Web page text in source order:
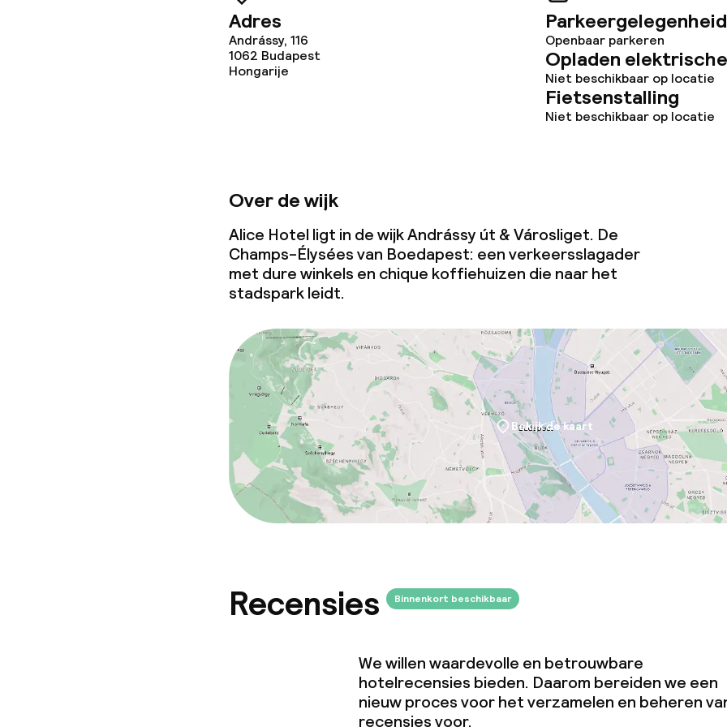
Adres
Andrássy, 116
1062 Budapest
Hongarije
Parkeergelegenheid
Openbaar parkeren
Opladen
Niet beschikbaar op locatie
Fietsenstalling
Niet beschikbaar op locatie
Over de wijk
Alice Hotel ligt in de wijk Andrássy út & Városliget. De
Champs-Élysées van Boedapest: een verkeersslagader
met dure winkels en chique koffiehuizen die naar het
stadspark leidt.
Bekijk de kaart
Recensies Binnenkort beschikbaar
We willen waardevolle en betrouwbare
hotelrecensies bieden. Daarom bereiden we een
nieuw proces voor het verzamelen en beheren
recensies voor.